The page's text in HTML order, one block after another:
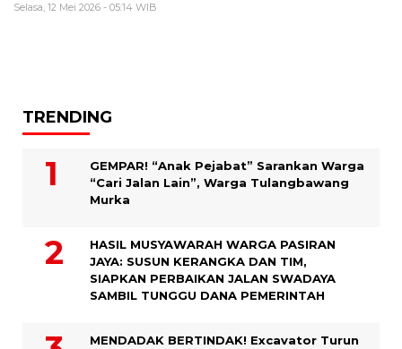
Selasa, 12 Mei 2026 - 05:14 WIB
TRENDING
GEMPAR! “Anak Pejabat” Sarankan Warga
“Cari Jalan Lain”, Warga Tulangbawang
Murka
HASIL MUSYAWARAH WARGA PASIRAN
JAYA: SUSUN KERANGKA DAN TIM,
SIAPKAN PERBAIKAN JALAN SWADAYA
SAMBIL TUNGGU DANA PEMERINTAH
MENDADAK BERTINDAK! Excavator Turun